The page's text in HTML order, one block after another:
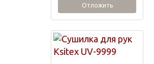
Отложить